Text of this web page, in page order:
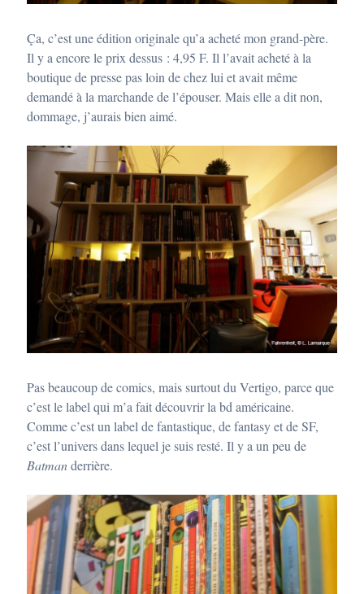
Ça, c’est une édition originale qu’a acheté mon grand-père.
Il y a encore le prix dessus : 4,95 F. Il l’avait acheté à la
boutique de presse pas loin de chez lui et avait même
demandé à la marchande de l’épouser. Mais elle a dit non,
dommage, j’aurais bien aimé.
Pas beaucoup de comics, mais surtout du Vertigo, parce que
c’est le label qui m’a fait découvrir la bd américaine.
Comme c’est un label de fantastique, de fantasy et de SF,
c’est l’univers dans lequel je suis resté. Il y a un peu de
Batmanderrière.